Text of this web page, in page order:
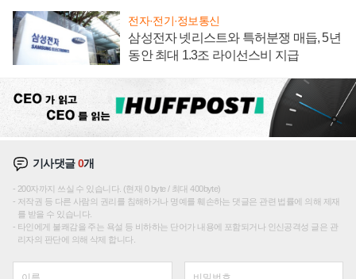
전자·전기·정보통신
삼성전자 넷리스트와 특허분쟁 매듭, 5년
동안 최대 1.3조 라이선스비 지급
기사댓글0개
200자까지 쓰실 수 있습니다. (현재 0 byte / 최대 400byte)
저작권 등 다른 사람의 권리를 침해하거나 명예를 훼손하는 댓글은 관련 법률에 의해 제재
를 받을 수 있습니다.
타인에게 불쾌감을 주는 욕설 등 비하하는 단어가 내용에 포함되거나 인신공격성 글은 관
리자의 판단에 의해 삭제 합니다.